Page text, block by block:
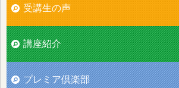
受講生の声
講座紹介
プレミア倶楽部